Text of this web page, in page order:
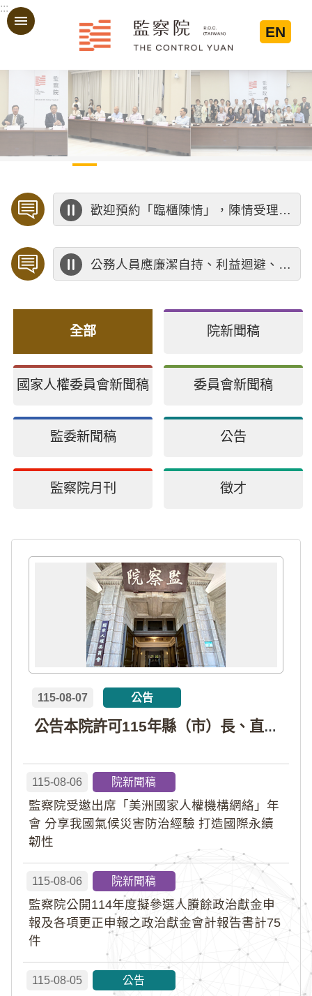
跳到主要內容區塊
:::
EN
歡迎預約「臨櫃陳情」，陳情受理中心將優先排定人員與您接談，釐清案情爭點後收案處理，以節省您的寶貴時間。
公務人員應廉潔自持、利益迴避、依法公正執行公務～考試院公務人員保障暨培訓委員會～
全部 院新聞稿
國家人權委員會新聞稿 委員會新聞稿
監委新聞稿 公告
監察院月刊 徵才
公告本院許可115年縣（市）長、直轄市議員、縣（市）議員擬參選人開立政治獻金專戶共計4戶。各專戶得收受政治獻金期間為自專戶許可設立日起至115年11月27日止，專戶名冊詳如附件。
115-08-07 公告
115-08-06 院新聞稿
監察院受邀出席「美洲國家人權機構網絡」年
會 分享我國氣候災害防治經驗 打造國際永續
韌性
115-08-06 院新聞稿
監察院公開114年度擬參選人賸餘政治獻金申
報及各項更正申報之政治獻金會計報告書計75
件
115-08-05 公告